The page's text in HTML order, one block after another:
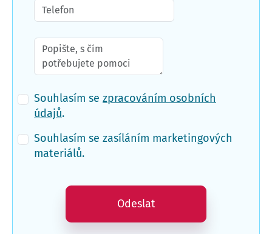
Souhlasím se zpracováním osobních
údajů.
Souhlasím se zasíláním marketingových
materiálů.
Odeslat